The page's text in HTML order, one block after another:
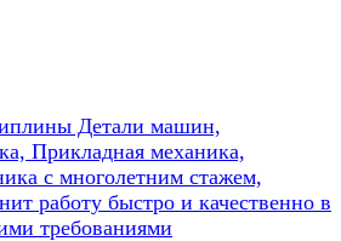
Детали машин,
Прикладная механика,
с многолетним стажем,
работу быстро и качественно в
требованиями